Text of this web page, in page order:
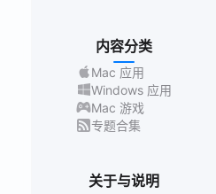
内容分类
Mac 应用
Windows 应用
Mac 游戏
专题合集
关于与说明